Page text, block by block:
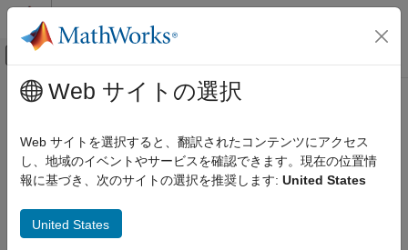
コンテンツへスキップ
オフキャンバス ナビゲーション メ
ドキュメンテーションのホーム
シミュレーション
シミュレーション結果の表示と解析
Simulink.sdi.enablePCTSupport
メインコンテンツ
Simulink.sdi.enablePCTSupport
並列シミュレーションからシミュレーション データ インスペク
ターにデータをインポートするタイミングを制御
ページ内をすべて折りたたむ
構文
Web サイトの選択
Web サイトを選択すると、翻訳されたコンテンツにアクセス
し、地域のイベントやサービスを確認できます。現在の位置情
報に基づき、次のサイトの選択を推奨します: United States
United States